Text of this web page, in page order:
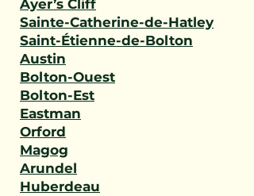
Ayer’s Cliff
Sainte-Catherine-de-Hatley
Saint-Étienne-de-Bolton
Austin
Bolton-Ouest
Bolton-Est
Eastman
Orford
Magog
Arundel
Huberdeau